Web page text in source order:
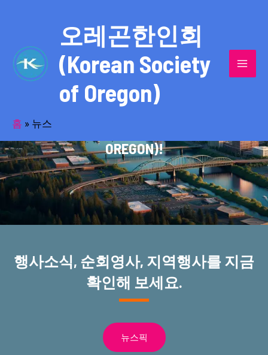
오레곤한인회
(Korean Society
of Oregon)
홈 » 뉴스
반세기의 세월을 품고 동포사회를 섬겨온
오레곤한인회(KOREAN SOCIETY OF
OREGON)!
행사소식, 순회영사, 지역행사를 지금
확인해 보세요.
뉴스픽